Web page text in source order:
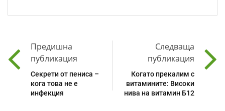
Предишна
публикация
Секрети от пениса –
кога това не е
инфекция
Следваща
публикация
Когато прекалим с
витамините: Високи
нива на витамин Б12